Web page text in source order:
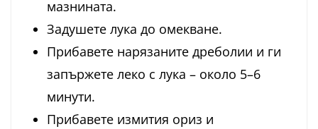
мазнината.
Задушете лука до омекване.
Прибавете нарязаните дреболии и ги
запържете леко с лука – около 5–6
минути.
Прибавете измития ориз и